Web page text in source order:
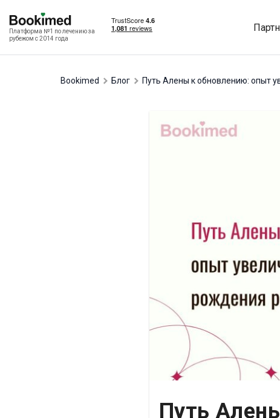
Платформа №1 по лечению за
рубежом с 2014 года
Bookimed Блог Путь Алены к обновлению: опыт
Путь